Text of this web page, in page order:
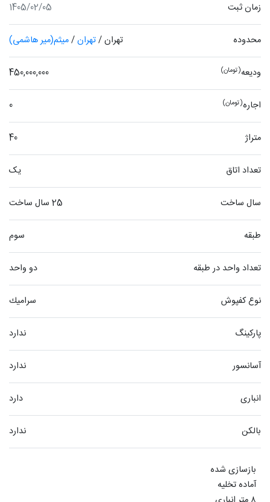
زمان ثبت 1405/02/05
محدوده تهران/تهران/میثم(میر هاشمی)
ودیعه 450,000,000 (تومان)
اجاره 0 (تومان)
متراژ 40
تعداد اتاق یک
سال ساخت 25 سال ساخت
طبقه سوم
تعداد واحد در طبقه دو واحد
نوع کفپوش سراميك
پارکینگ ندارد
آسانسور ندارد
انباری دارد
بالکن ندارد